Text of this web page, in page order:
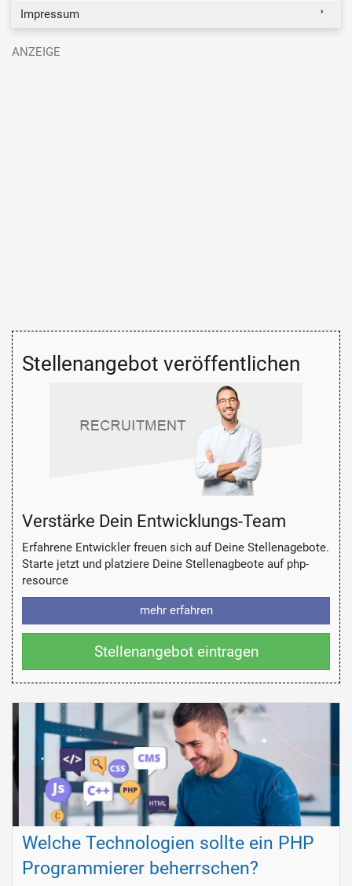
Impressum
Stellenangebot veröffentlichen
Verstärke Dein Entwicklungs-Team
Erfahrene Entwickler freuen sich auf Deine Stellenagebote.
Starte jetzt und platziere Deine Stellenagbeote auf php-
resource
mehr erfahren
Stellenangebot eintragen
Welche Technologien sollte ein PHP
Programmierer beherrschen?